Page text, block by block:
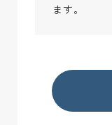
ます。